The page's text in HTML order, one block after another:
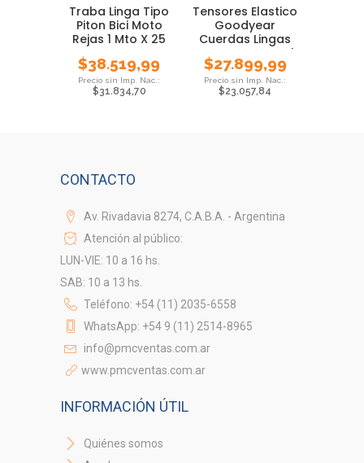
Traba Linga Tipo
Piton Bici Moto
Rejas 1 Mto X 25
$38.519,99
$31.834,70
Tensores Elastico
Goodyear
Cuerdas Lingas
Moto Auto Local
$27.899,99
$23.057,84
CONTACTO
Av. Rivadavia 8274, C.A.B.A. - Argentina
Atención al público:
LUN-VIE: 10 a 16 hs.
SAB: 10 a 13 hs.
Teléfono: +54 (11) 2035-6558
WhatsApp: +54 9 (11) 2514-8965
info@pmcventas.com.ar
www.pmcventas.com.ar
INFORMACIÓN ÚTIL
Quiénes somos